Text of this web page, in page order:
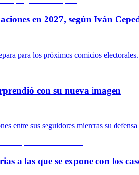
en 2027, según Iván
para los próximos comicios electorales.
con su nueva imagen
entre sus seguidores mientras su
a las que se expone con los